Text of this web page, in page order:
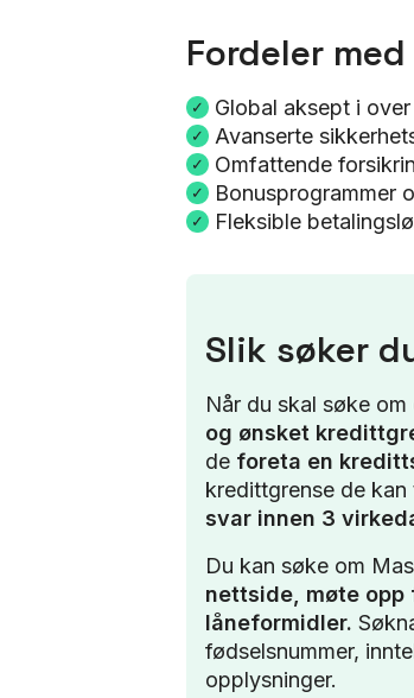
Fordeler
Global aksept i
Avanserte
Omfattende
Bonusprogrammer
Fleksible
Slik søker
Når du skal søke
og ønsket
de foreta en
kredittgrense de
svar innen 3
Du kan søke om
nettside, møte opp
låneformidler.
fødselsnummer,
opplysninger.